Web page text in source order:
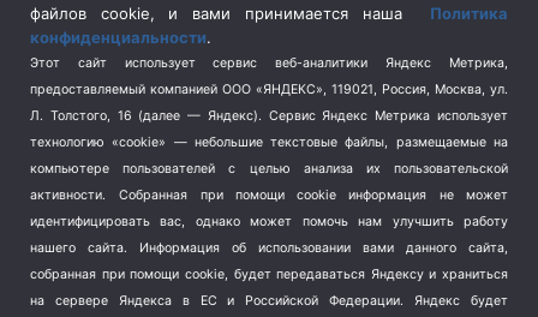
Спецоперация на Украине
(404)
Спорт (740)
Терроризм (1)
Транспорт (262)
Туризм (178)
Школа и спорт (2)
Экология (8)
файлов cookie, и вами принимается наша Политика
конфиденциальности.
Этот сайт использует сервис веб-аналитики Яндекс Метрика,
предоставляемый компанией ООО «ЯНДЕКС», 119021, Россия, Москва, ул.
Л. Толстого, 16 (далее — Яндекс). Сервис Яндекс Метрика использует
технологию «cookie» — небольшие текстовые файлы, размещаемые на
компьютере пользователей с целью анализа их пользовательской
активности.
Собранная при помощи cookie информация не может
идентифицировать вас, однако может помочь нам улучшить работу
нашего сайта. Информация об использовании вами данного сайта,
собранная при помощи cookie, будет передаваться Яндексу и храниться
на сервере Яндекса в ЕС и Российской Федерации. Яндекс будет